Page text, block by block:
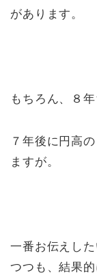
があります。
もちろん、８
７年後に円高
ますが。
一番お伝えし
つつも、結果